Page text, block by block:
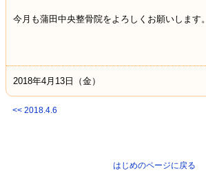
今月も蒲田中央整骨院をよろしくお願いします。
2018年4月13日（金）
<< 2018.4.6
はじめのページに戻る